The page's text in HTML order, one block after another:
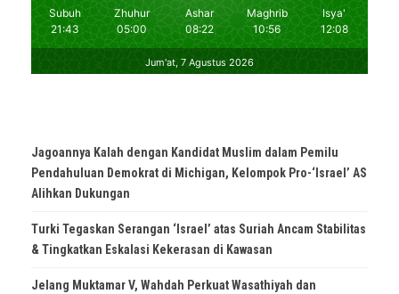
Jagoannya Kalah dengan Kandidat Muslim dalam Pemilu
Pendahuluan Demokrat di Michigan, Kelompok Pro-‘Israel’ AS
Alihkan Dukungan
Turki Tegaskan Serangan ‘Israel’ atas Suriah Ancam Stabilitas
& Tingkatkan Eskalasi Kekerasan di Kawasan
Jelang Muktamar V, Wahdah Perkuat Wasathiyah dan